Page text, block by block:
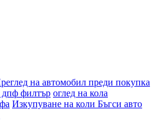
на автомобил преди покупка
дпф филтър оглед на кола
Изкупуване на коли Бъгси авто